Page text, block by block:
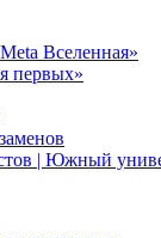
Вселенная»
первых»
| Южный